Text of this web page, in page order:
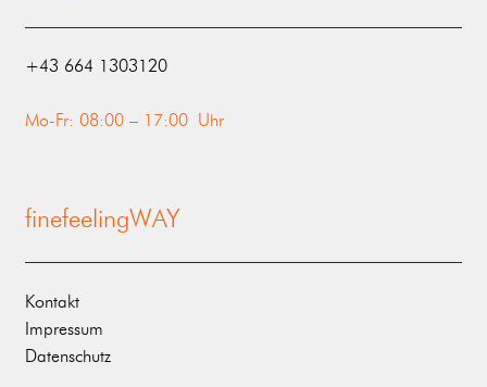
‭+43 664 1303120‬
Mo-Fr: 08:00 – 17:00 Uhr
finefeelingWAY
Kontakt
Impressum
Datenschutz